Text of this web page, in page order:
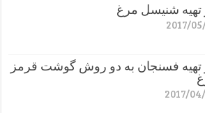
شنیسل مرغ
2017/
فسنجان به دو روش گوشت قرمز
2017/